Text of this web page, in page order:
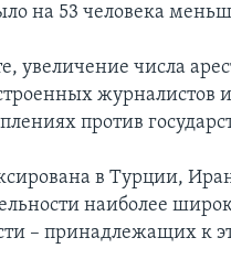
на 53 человека
увеличение числа
журналистов
против
в Турции,
наиболее
– принадлежащих к